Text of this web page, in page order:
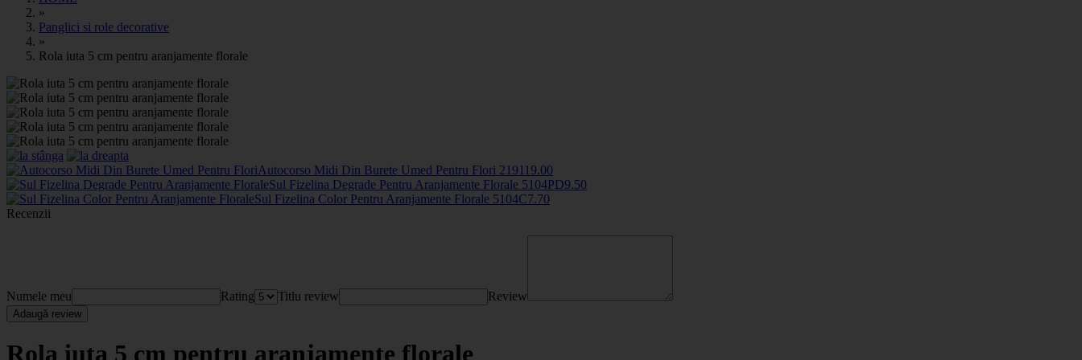
»
Panglici si role decorative
»
Rola iuta 5 cm pentru aranjamente florale
Autocorso Midi Din Burete Umed Pentru Flori 2191 19.00
Sul Fizelina Degrade Pentru Aranjamente Florale 5104PD9.50
Sul Fizelina Color Pentru Aranjamente Florale 5104C7.70
Recenzii
Numele meu Rating Titlu review Review
Adaugă review
Rola iuta 5 cm pentru aranjamente florale